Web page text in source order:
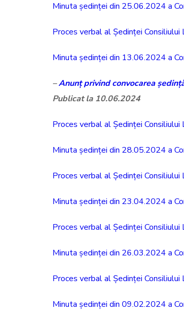
Minuta ședinței din 25.06.2024 a
Proces verbal al Ședinței
Minuta ședinței din 13.06.2024 a
–Anunț privind convocarea
Publicat la 10.06.2024
Proces verbal al Ședinței
Minuta ședinței din 28.05.2024 a
Proces verbal al Ședinței
Minuta ședinței din 23.04.2024 a
Proces verbal al Ședinței
Minuta ședinței din 26.03.2024 a
Proces verbal al Ședinței
Minuta ședinței din 09.02.2024 a